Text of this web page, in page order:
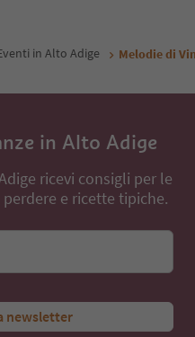
in Alto Adige Melodie di
in Alto Adige
ricevi consigli per le
e ricette tipiche.
newsletter